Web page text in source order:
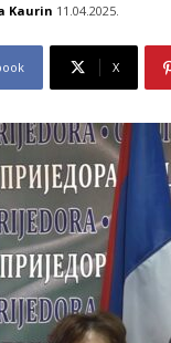
Kaurin 11.04.2025.
X